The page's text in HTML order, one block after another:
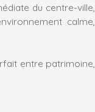
du centre-ville,
calme,
entre patrimoine,